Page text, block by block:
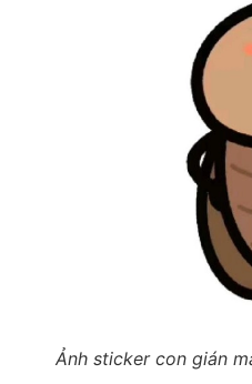
Ảnh sticker con gián